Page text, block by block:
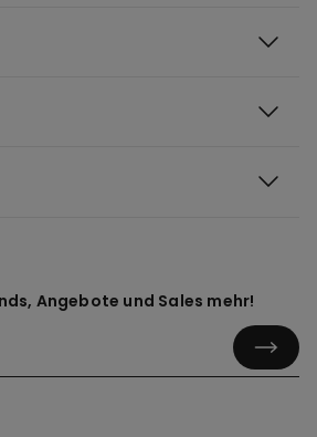
Angebote und Sales mehr!